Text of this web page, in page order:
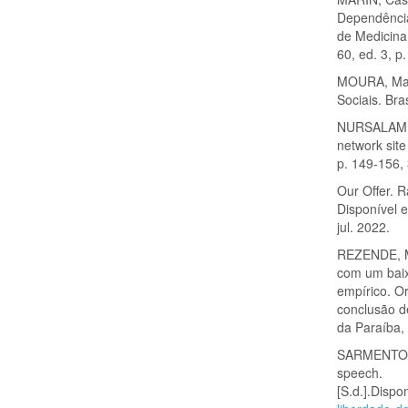
de
60, ed. 3,
MOURA,
Sociais.
network
p. 149-156,
Our Offer.
Disponível
jul. 2022.
REZENDE,
com um
empírico.
conclusão
da
speech.